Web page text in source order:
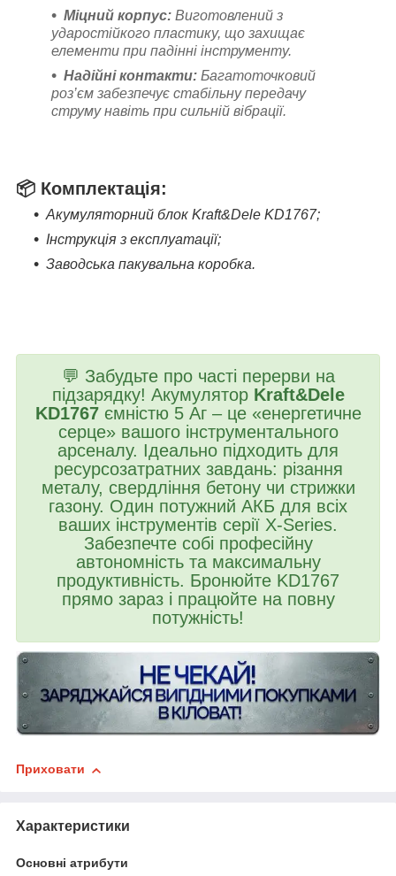
Міцний корпус: Виготовлений з
ударостійкого пластику, що захищає
елементи при падінні інструменту.
Надійні контакти: Багатоточковий
роз’єм забезпечує стабільну передачу
струму навіть при сильній вібрації.
📦 Комплектація:
Акумуляторний блок Kraft&Dele KD1767;
Інструкція з експлуатації;
Заводська пакувальна коробка.
💬 Забудьте про часті перерви на
підзарядку! Акумулятор Kraft&Dele
KD1767ємністю 5 Аг – це «енергетичне
серце» вашого інструментального
арсеналу. Ідеально підходить для
ресурсозатратних завдань: різання
металу, свердління бетону чи стрижки
газону. Один потужний АКБ для всіх
ваших інструментів серії X-Series.
Забезпечте собі професійну
автономність та максимальну
продуктивність. Бронюйте KD1767
прямо зараз і працюйте на повну
потужність!
Приховати
Характеристики
Основні атрибути